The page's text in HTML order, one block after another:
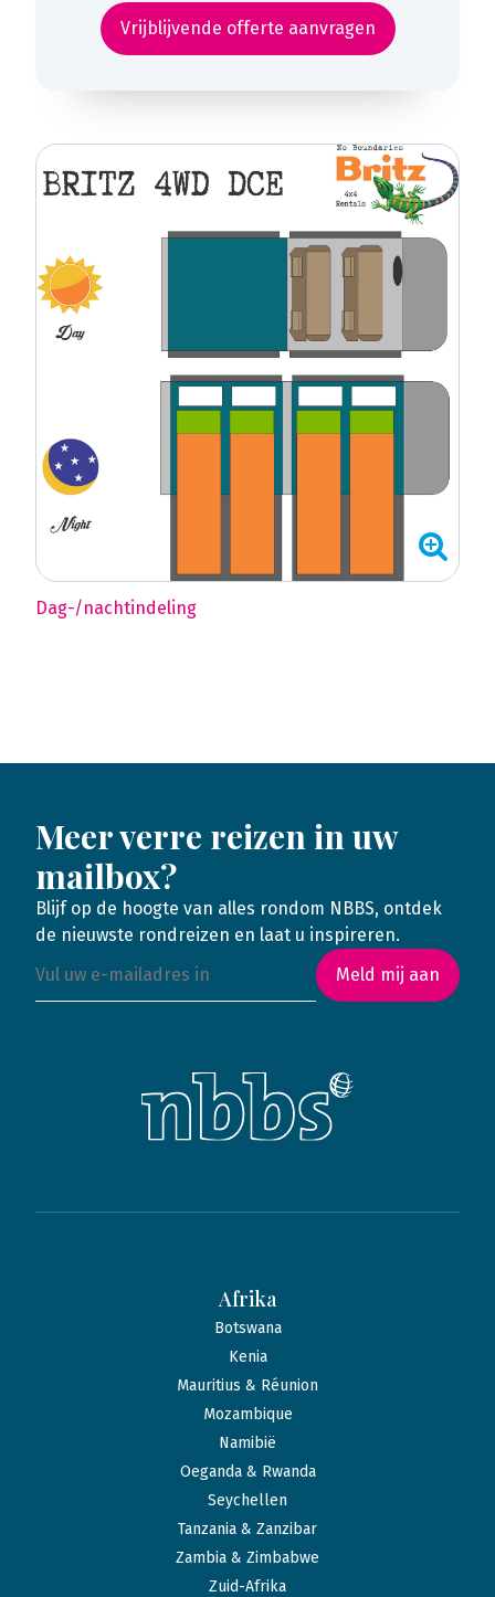
Vrijblijvende offerte aanvragen
Dag-/nachtindeling
Meer verre reizen in uw
mailbox?
Blijf op de hoogte van alles rondom NBBS, ontdek
de nieuwste rondreizen en laat u inspireren.
Meld mij aan
Afrika
Botswana
Kenia
Mauritius & Réunion
Mozambique
Namibië
Oeganda & Rwanda
Seychellen
Tanzania & Zanzibar
Zambia & Zimbabwe
Zuid-Afrika